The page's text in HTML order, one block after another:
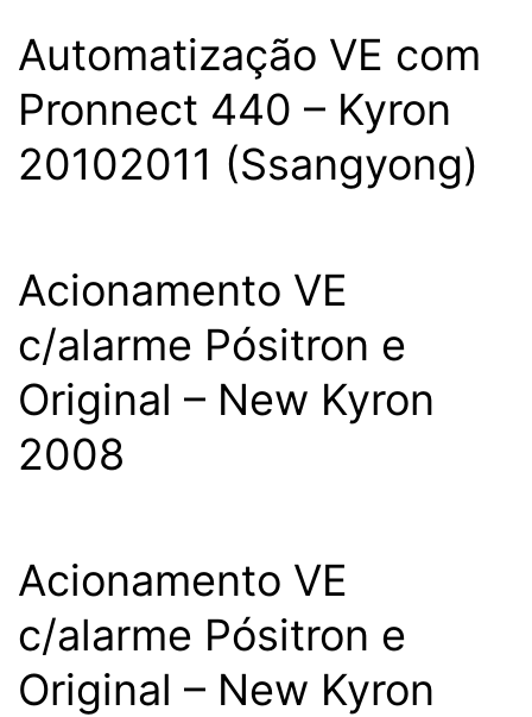
Automatização VE com
Pronnect 440 – Kyron
20102011 (Ssangyong)
Acionamento VE
c/alarme Pósitron e
Original – New Kyron
2008
Acionamento VE
c/alarme Pósitron e
Original – New Kyron